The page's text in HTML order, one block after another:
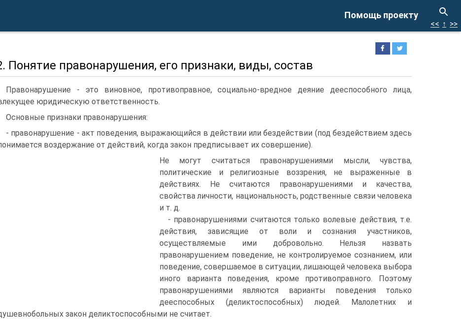
Помощь проекту
<< ↑ >>
Понятие правонарушения, его признаки, виды, состав
Правонарушение - это виновное, противоправное, социально-вредное деяние дееспособного лица,
юридическую ответственность.
Основные признаки правонарушения:
- правонарушение - акт поведения, выражающийся в действии или бездействии (под бездействием здесь
воздержание от действий, когда закон предписывает их совершение).
Не могут считаться правонарушениями мысли, чувства,
политические и религиозные воззрения, не выраженные в
действиях. Не считаются правонарушениями и качества,
свойства личности, национальность, родственные связи человека
и т. д.
- правонарушениями считаются только волевые действия, т.е.
действия, зависящие от воли и сознания участников,
осуществляемые ими добровольно. Нельзя назвать
правонарушением поведение, не контролируемое сознанием, или
поведение, совершаемое в ситуации, лишающей человека выбора
иного варианта поведения, кроме противоправного. Поэтому
правонарушениями являются варианты поведения только
дееспособных (деликтоспособных) людей. Малолетних и
закон деликтоспособными не считает.